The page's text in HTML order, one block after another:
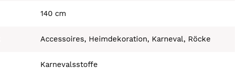
140 cm
Accessoires, Heimdekoration, Karneval, Röcke
Karnevalsstoffe